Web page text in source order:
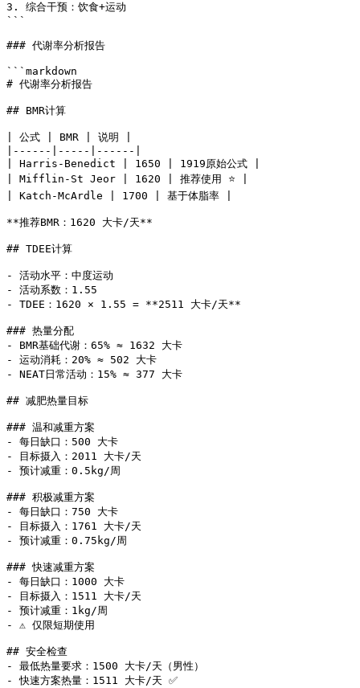
3. 综合干预：饮食+运动
```
### 代谢率分析报告
```markdown
# 代谢率分析报告
## BMR计算
| 公式 | BMR | 说明 |
|------|-----|------|
| Harris-Benedict | 1650 | 1919原始公式 |
| Mifflin-St Jeor | 1620 | 推荐使用 ⭐ |
| Katch-McArdle | 1700 | 基于体脂率 |
**推荐BMR：1620 大卡/天**
## TDEE计算
- 活动水平：中度运动
- 活动系数：1.55
- TDEE：1620 × 1.55 = **2511 大卡/天**
### 热量分配
- BMR基础代谢：65% ≈ 1632 大卡
- 运动消耗：20% ≈ 502 大卡
- NEAT日常活动：15% ≈ 377 大卡
## 减肥热量目标
### 温和减重方案
- 每日缺口：500 大卡
- 目标摄入：2011 大卡/天
- 预计减重：0.5kg/周
### 积极减重方案
- 每日缺口：750 大卡
- 目标摄入：1761 大卡/天
- 预计减重：0.75kg/周
### 快速减重方案
- 每日缺口：1000 大卡
- 目标摄入：1511 大卡/天
- 预计减重：1kg/周
- ⚠️ 仅限短期使用
## 安全检查
- 最低热量要求：1500 大卡/天（男性）
- 快速方案热量：1511 大卡/天 ✅